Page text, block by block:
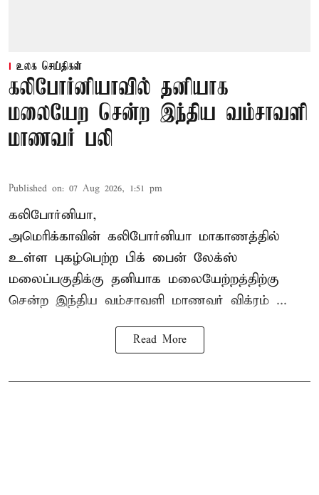
உலக செய்திகள்
கலிபோர்னியாவில் தனியாக
மலையேற சென்ற இந்திய வம்சாவளி
மாணவர் பலி
Published on: 07 Aug 2026, 1:51 pm
கலிபோர்னியா,
அமெரிக்காவின் கலிபோர்னியா மாகாணத்தில்
உள்ள புகழ்பெற்ற பிக் பைன் லேக்ஸ்
மலைப்பகுதிக்கு தனியாக மலையேற்றத்திற்கு
சென்ற இந்திய வம்சாவளி மாணவர் விக்ரம் ...
Read More